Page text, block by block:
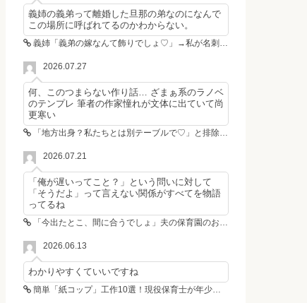
義姉の義弟って離婚した旦那の弟なのになんで
この場所に呼ばれてるのかわからない。
義姉「義弟の嫁なんて飾りでしょ♡」→私が名刺を置いた瞬間、不倫相手が青ざめた
2026.07.27
何、このつまらない作り話… ざまぁ系のラノベ
のテンプレ 筆者の作家憧れが文体に出ていて尚
更寒い
「地方出身？私たちとは別テーブルで♡」と排除した女性4人組→その後4人が青ざめたワケ
2026.07.21
「俺が遅いってこと？」という問いに対して
「そうだよ」って言えない関係がすべてを物語
ってるね
「今出たとこ、間に合うでしょ」夫の保育園のお迎え遅刻に走る私、位置情報共有で逆転しました
2026.06.13
わかりやすくていいですね
簡単「紙コップ」工作10選！現役保育士が年少さんも作れる工作＆遊び方を紹介